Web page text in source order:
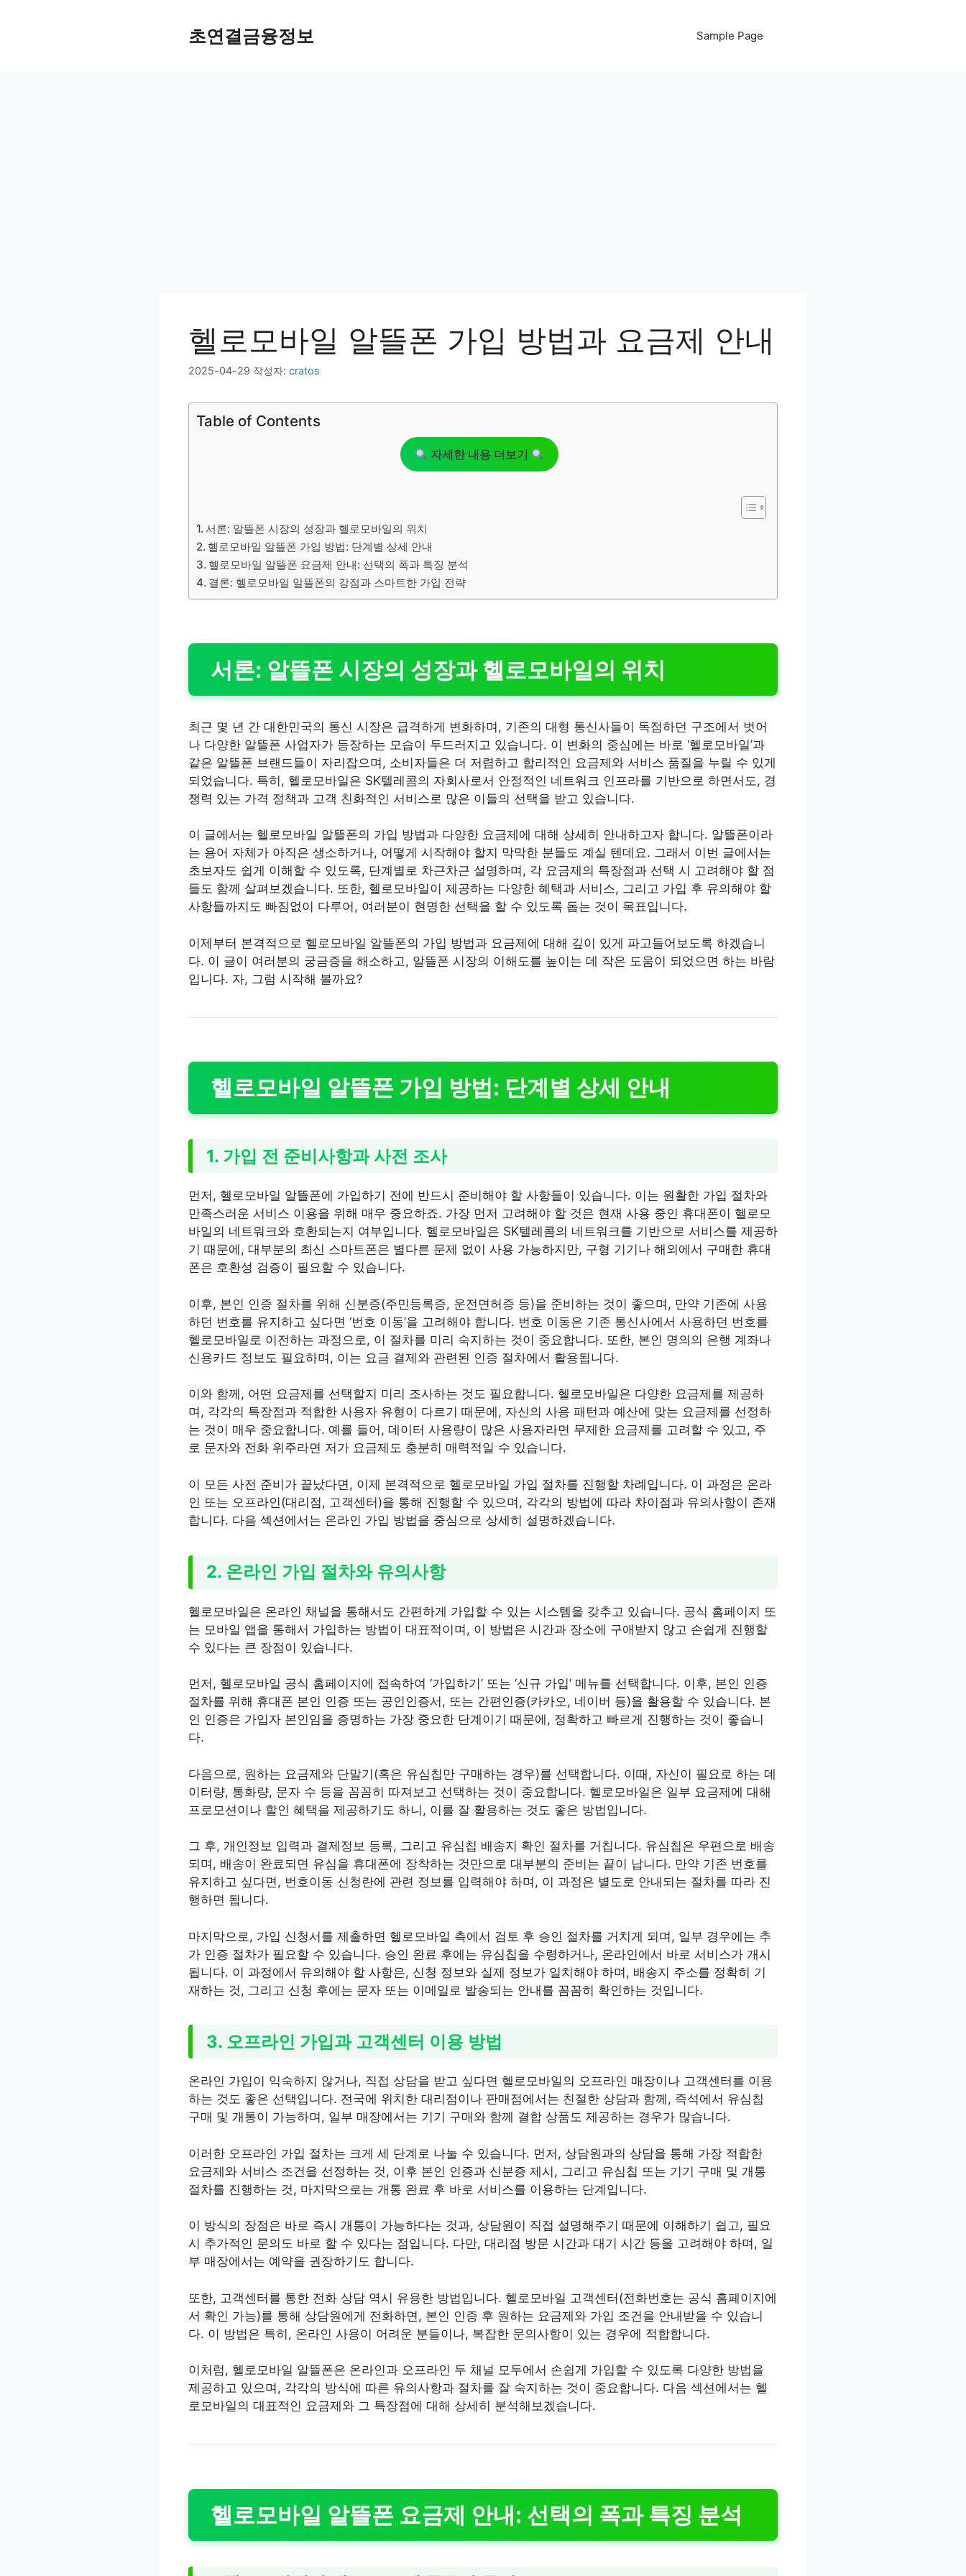
초연결금융정보 Sample Page
헬로모바일 알뜰폰 가입 방법과 요금제 안내
2025-04-29 작성자: cratos
Table of Contents
자세한 내용 더보기
서론: 알뜰폰 시장의 성장과 헬로모바일의 위치
헬로모바일 알뜰폰 가입 방법: 단계별 상세 안내
헬로모바일 알뜰폰 요금제 안내: 선택의 폭과 특징 분석
결론: 헬로모바일 알뜰폰의 강점과 스마트한 가입 전략
서론: 알뜰폰 시장의 성장과 헬로모바일의 위치
최근 몇 년 간 대한민국의 통신 시장은 급격하게 변화하며, 기존의 대형 통신사들이 독점하던 구조에서 벗어
나 다양한 알뜰폰 사업자가 등장하는 모습이 두드러지고 있습니다. 이 변화의 중심에는 바로 ‘헬로모바일’과
같은 알뜰폰 브랜드들이 자리잡으며, 소비자들은 더 저렴하고 합리적인 요금제와 서비스 품질을 누릴 수 있게
되었습니다. 특히, 헬로모바일은 SK텔레콤의 자회사로서 안정적인 네트워크 인프라를 기반으로 하면서도, 경
쟁력 있는 가격 정책과 고객 친화적인 서비스로 많은 이들의 선택을 받고 있습니다.
이 글에서는 헬로모바일 알뜰폰의 가입 방법과 다양한 요금제에 대해 상세히 안내하고자 합니다. 알뜰폰이라
는 용어 자체가 아직은 생소하거나, 어떻게 시작해야 할지 막막한 분들도 계실 텐데요. 그래서 이번 글에서는
초보자도 쉽게 이해할 수 있도록, 단계별로 차근차근 설명하며, 각 요금제의 특장점과 선택 시 고려해야 할 점
들도 함께 살펴보겠습니다. 또한, 헬로모바일이 제공하는 다양한 혜택과 서비스, 그리고 가입 후 유의해야 할
사항들까지도 빠짐없이 다루어, 여러분이 현명한 선택을 할 수 있도록 돕는 것이 목표입니다.
이제부터 본격적으로 헬로모바일 알뜰폰의 가입 방법과 요금제에 대해 깊이 있게 파고들어보도록 하겠습니
다. 이 글이 여러분의 궁금증을 해소하고, 알뜰폰 시장의 이해도를 높이는 데 작은 도움이 되었으면 하는 바람
입니다. 자, 그럼 시작해 볼까요?
헬로모바일 알뜰폰 가입 방법: 단계별 상세 안내
1. 가입 전 준비사항과 사전 조사
먼저, 헬로모바일 알뜰폰에 가입하기 전에 반드시 준비해야 할 사항들이 있습니다. 이는 원활한 가입 절차와
만족스러운 서비스 이용을 위해 매우 중요하죠. 가장 먼저 고려해야 할 것은 현재 사용 중인 휴대폰이 헬로모
바일의 네트워크와 호환되는지 여부입니다. 헬로모바일은 SK텔레콤의 네트워크를 기반으로 서비스를 제공하
기 때문에, 대부분의 최신 스마트폰은 별다른 문제 없이 사용 가능하지만, 구형 기기나 해외에서 구매한 휴대
폰은 호환성 검증이 필요할 수 있습니다.
이후, 본인 인증 절차를 위해 신분증(주민등록증, 운전면허증 등)을 준비하는 것이 좋으며, 만약 기존에 사용
하던 번호를 유지하고 싶다면 ‘번호 이동’을 고려해야 합니다. 번호 이동은 기존 통신사에서 사용하던 번호를
헬로모바일로 이전하는 과정으로, 이 절차를 미리 숙지하는 것이 중요합니다. 또한, 본인 명의의 은행 계좌나
신용카드 정보도 필요하며, 이는 요금 결제와 관련된 인증 절차에서 활용됩니다.
이와 함께, 어떤 요금제를 선택할지 미리 조사하는 것도 필요합니다. 헬로모바일은 다양한 요금제를 제공하
며, 각각의 특장점과 적합한 사용자 유형이 다르기 때문에, 자신의 사용 패턴과 예산에 맞는 요금제를 선정하
는 것이 매우 중요합니다. 예를 들어, 데이터 사용량이 많은 사용자라면 무제한 요금제를 고려할 수 있고, 주
로 문자와 전화 위주라면 저가 요금제도 충분히 매력적일 수 있습니다.
이 모든 사전 준비가 끝났다면, 이제 본격적으로 헬로모바일 가입 절차를 진행할 차례입니다. 이 과정은 온라
인 또는 오프라인(대리점, 고객센터)을 통해 진행할 수 있으며, 각각의 방법에 따라 차이점과 유의사항이 존재
합니다. 다음 섹션에서는 온라인 가입 방법을 중심으로 상세히 설명하겠습니다.
2. 온라인 가입 절차와 유의사항
헬로모바일은 온라인 채널을 통해서도 간편하게 가입할 수 있는 시스템을 갖추고 있습니다. 공식 홈페이지 또
는 모바일 앱을 통해서 가입하는 방법이 대표적이며, 이 방법은 시간과 장소에 구애받지 않고 손쉽게 진행할
수 있다는 큰 장점이 있습니다.
먼저, 헬로모바일 공식 홈페이지에 접속하여 ‘가입하기’ 또는 ‘신규 가입’ 메뉴를 선택합니다. 이후, 본인 인증
절차를 위해 휴대폰 본인 인증 또는 공인인증서, 또는 간편인증(카카오, 네이버 등)을 활용할 수 있습니다. 본
인 인증은 가입자 본인임을 증명하는 가장 중요한 단계이기 때문에, 정확하고 빠르게 진행하는 것이 좋습니
다.
다음으로, 원하는 요금제와 단말기(혹은 유심칩만 구매하는 경우)를 선택합니다. 이때, 자신이 필요로 하는 데
이터량, 통화량, 문자 수 등을 꼼꼼히 따져보고 선택하는 것이 중요합니다. 헬로모바일은 일부 요금제에 대해
프로모션이나 할인 혜택을 제공하기도 하니, 이를 잘 활용하는 것도 좋은 방법입니다.
그 후, 개인정보 입력과 결제정보 등록, 그리고 유심칩 배송지 확인 절차를 거칩니다. 유심칩은 우편으로 배송
되며, 배송이 완료되면 유심을 휴대폰에 장착하는 것만으로 대부분의 준비는 끝이 납니다. 만약 기존 번호를
유지하고 싶다면, 번호이동 신청란에 관련 정보를 입력해야 하며, 이 과정은 별도로 안내되는 절차를 따라 진
행하면 됩니다.
마지막으로, 가입 신청서를 제출하면 헬로모바일 측에서 검토 후 승인 절차를 거치게 되며, 일부 경우에는 추
가 인증 절차가 필요할 수 있습니다. 승인 완료 후에는 유심칩을 수령하거나, 온라인에서 바로 서비스가 개시
됩니다. 이 과정에서 유의해야 할 사항은, 신청 정보와 실제 정보가 일치해야 하며, 배송지 주소를 정확히 기
재하는 것, 그리고 신청 후에는 문자 또는 이메일로 발송되는 안내를 꼼꼼히 확인하는 것입니다.
3. 오프라인 가입과 고객센터 이용 방법
온라인 가입이 익숙하지 않거나, 직접 상담을 받고 싶다면 헬로모바일의 오프라인 매장이나 고객센터를 이용
하는 것도 좋은 선택입니다. 전국에 위치한 대리점이나 판매점에서는 친절한 상담과 함께, 즉석에서 유심칩
구매 및 개통이 가능하며, 일부 매장에서는 기기 구매와 함께 결합 상품도 제공하는 경우가 많습니다.
이러한 오프라인 가입 절차는 크게 세 단계로 나눌 수 있습니다. 먼저, 상담원과의 상담을 통해 가장 적합한
요금제와 서비스 조건을 선정하는 것, 이후 본인 인증과 신분증 제시, 그리고 유심칩 또는 기기 구매 및 개통
절차를 진행하는 것, 마지막으로는 개통 완료 후 바로 서비스를 이용하는 단계입니다.
이 방식의 장점은 바로 즉시 개통이 가능하다는 것과, 상담원이 직접 설명해주기 때문에 이해하기 쉽고, 필요
시 추가적인 문의도 바로 할 수 있다는 점입니다. 다만, 대리점 방문 시간과 대기 시간 등을 고려해야 하며, 일
부 매장에서는 예약을 권장하기도 합니다.
또한, 고객센터를 통한 전화 상담 역시 유용한 방법입니다. 헬로모바일 고객센터(전화번호는 공식 홈페이지에
서 확인 가능)를 통해 상담원에게 전화하면, 본인 인증 후 원하는 요금제와 가입 조건을 안내받을 수 있습니
다. 이 방법은 특히, 온라인 사용이 어려운 분들이나, 복잡한 문의사항이 있는 경우에 적합합니다.
이처럼, 헬로모바일 알뜰폰은 온라인과 오프라인 두 채널 모두에서 손쉽게 가입할 수 있도록 다양한 방법을
제공하고 있으며, 각각의 방식에 따른 유의사항과 절차를 잘 숙지하는 것이 중요합니다. 다음 섹션에서는 헬
로모바일의 대표적인 요금제와 그 특장점에 대해 상세히 분석해보겠습니다.
헬로모바일 알뜰폰 요금제 안내: 선택의 폭과 특징 분석